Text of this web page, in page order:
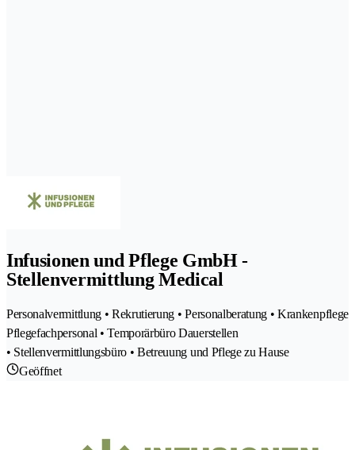
Infusionen und Pflege GmbH -
Stellenvermittlung Medical
Personalvermittlung • Rekrutierung • Personalberatung • Krankenpflege
Pflegefachpersonal • Temporärbüro Dauerstellen
• Stellenvermittlungsbüro • Betreuung und Pflege zu Hause
Geöffnet